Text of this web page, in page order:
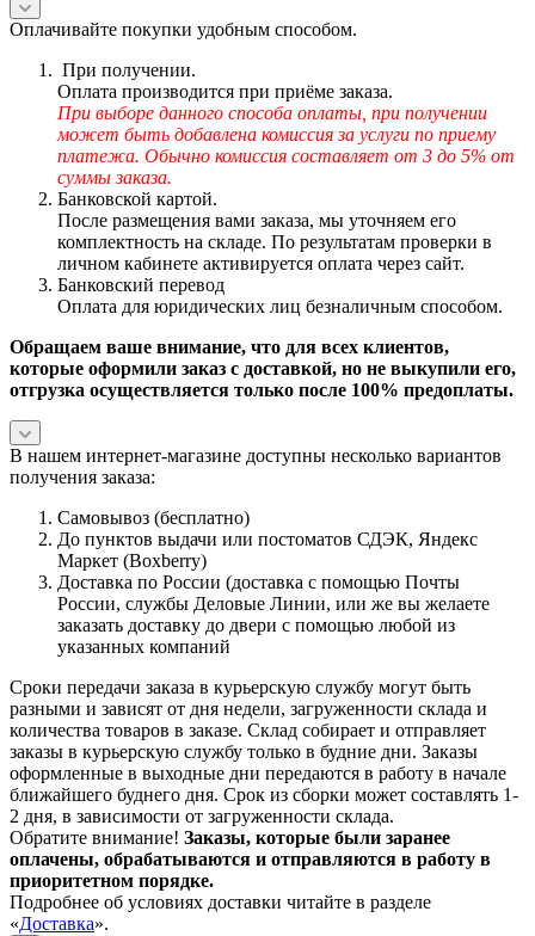
Оплачивайте покупки удобным способом.
При получении.
Оплата производится при приёме заказа.
При выборе данного способа оплаты, при получении
может быть добавлена комиссия за услуги по приему
платежа. Обычно комиссия составляет от 3 до 5% от
суммы заказа.
Банковской картой.
После размещения вами заказа, мы уточняем его
комплектность на складе. По результатам проверки в
личном кабинете активируется оплата через сайт.
Банковский перевод
Оплата для юридических лиц безналичным способом.
Обращаем ваше внимание, что для всех клиентов,
которые оформили заказ с доставкой, но не выкупили его,
отгрузка осуществляется только после 100% предоплаты.
В нашем интернет-магазине доступны несколько вариантов
получения заказа:
Самовывоз (бесплатно)
До пунктов выдачи или постоматов СДЭК, Яндекс
Маркет (Boxberry)
Доставка по России (доставка с помощью Почты
России, службы Деловые Линии, или же вы желаете
заказать доставку до двери с помощью любой из
указанных компаний
Сроки передачи заказа в курьерскую службу могут быть
разными и зависят от дня недели, загруженности склада и
количества товаров в заказе. Склад собирает и отправляет
заказы в курьерскую службу только в будние дни. Заказы
оформленные в выходные дни передаются в работу в начале
ближайшего буднего дня. Срок из сборки может составлять 1-
2 дня, в зависимости от загруженности склада.
Обратите внимание! Заказы, которые были заранее
оплачены, обрабатываются и отправляются в работу в
приоритетном порядке.
Подробнее об условиях доставки читайте в разделе
«Доставка».